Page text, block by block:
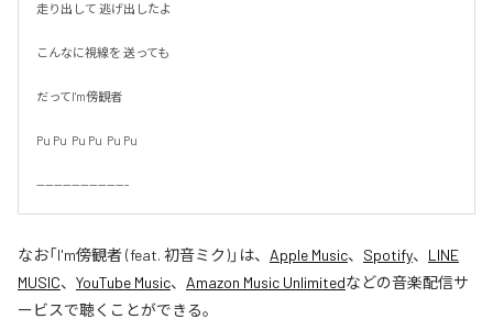
走り出して 逃げ出したよ
こんなに視線を 送っても
だってI'm傍観者
Pu Pu  Pu Pu  Pu Pu
---------------------
なお「I'm傍観者 (feat. 初音ミク)」は、 Apple Music、 Spotify、 LINE
MUSIC、 YouTube Music、 Amazon Music Unlimitedなどの音楽配信サ
ービスで聴くことができる。